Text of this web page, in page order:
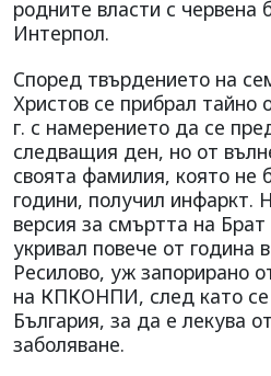
родните власти с червена
Интерпол.
Според твърдението на
Христов се прибрал
г. с намерението да се
следващия ден, но от
своята фамилия, която не
години, получил инфаркт.
версия за смъртта на
укривал повече от година
Ресилово, уж запорирано
на КПКОНПИ, след като се
България, за да е лекува
заболяване.